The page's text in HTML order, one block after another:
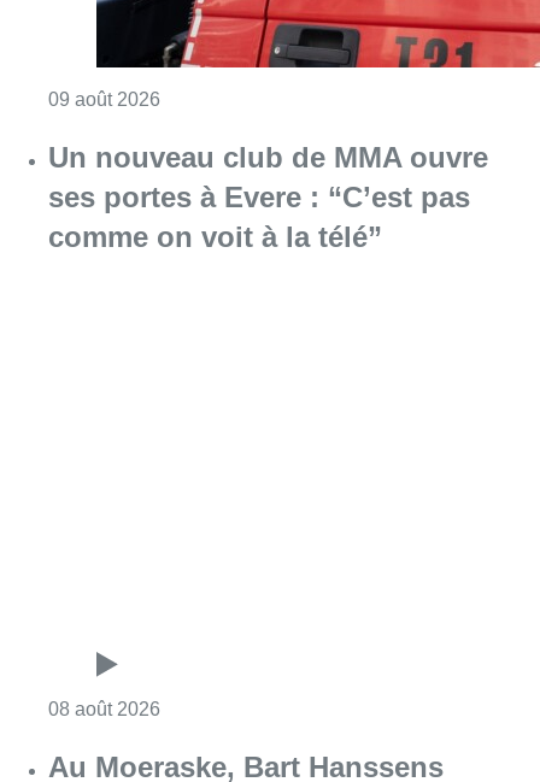
09 août 2026
Un nouveau club de MMA ouvre
ses portes à Evere : “C’est pas
comme on voit à la télé”
08 août 2026
Au Moeraske, Bart Hanssens